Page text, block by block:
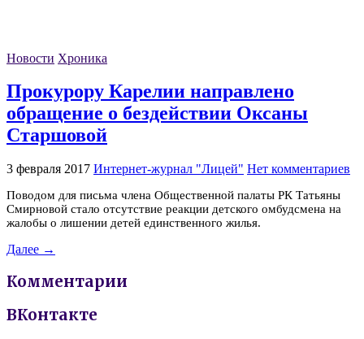
Новости Хроника
Прокурору Карелии направлено
обращение о бездействии Оксаны
Старшовой
3 февраля 2017 Интернет-журнал "Лицей" Нет комментариев
Поводом для письма члена Общественной палаты РК Татьяны
Смирновой стало отсутствие реакции детского омбудсмена на
жалобы о лишении детей единственного жилья.
Далее →
Комментарии
ВКонтакте